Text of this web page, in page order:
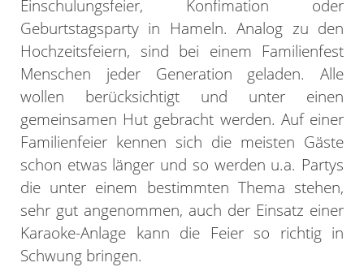
Einschulungsfeier, Konfimation oder
Geburtstagsparty in Hameln. Analog zu den
Hochzeitsfeiern, sind bei einem Familienfest
Menschen jeder Generation geladen. Alle
wollen berücksichtigt und unter einen
gemeinsamen Hut gebracht werden. Auf einer
Familienfeier kennen sich die meisten Gäste
schon etwas länger und so werden u.a. Partys
die unter einem bestimmten Thema stehen,
sehr gut angenommen, auch der Einsatz einer
Karaoke-Anlage kann die Feier so richtig in
Schwung bringen.